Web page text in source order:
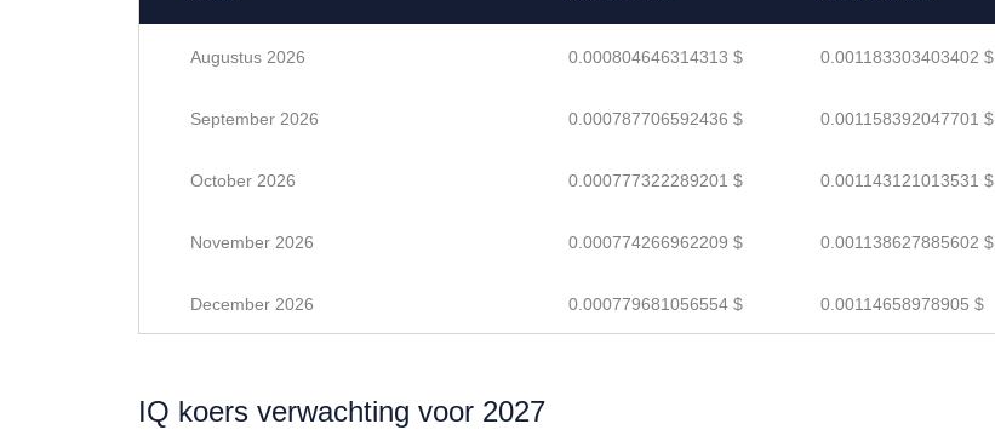
Augustus 2026 0.000804646314313 $ 0.001183303403402 $
September 2026 0.000787706592436 $ 0.001158392047701 $
October 2026 0.000777322289201 $ 0.001143121013531 $
November 2026 0.000774266962209 $ 0.001138627885602 $
December 2026 0.000779681056554 $ 0.00114658978905 $
IQ koers verwachting voor 2027